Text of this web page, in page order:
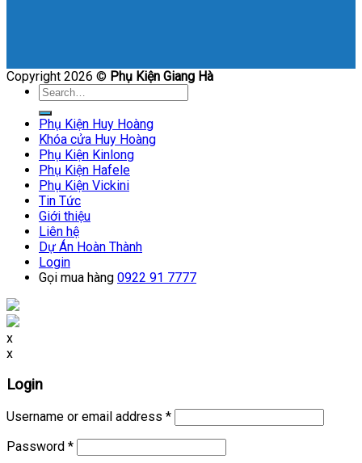
Copyright 2026 © Phụ Kiện Giang Hà
Search
for:
Phụ Kiện Huy Hoàng
Khóa cửa Huy Hoàng
Phụ Kiện Kinlong
Phụ Kiện Hafele
Phụ Kiện Vickini
Tin Tức
Giới thiệu
Liên hệ
Dự Án Hoàn Thành
Login
Gọi mua hàng 0922 91 7777
x
x
Login
Username or email address *
Password *